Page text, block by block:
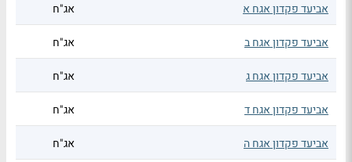
אביעד פקדון אגח א
אג"ח
אביעד פקדון אגח ב אג"ח
אביעד פקדון אגח ג אג"ח
אביעד פקדון אגח ד אג"ח
אביעד פקדון אגח ה אג"ח